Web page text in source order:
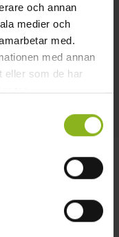
och annan
medier och
med.
med annan
eller som de har